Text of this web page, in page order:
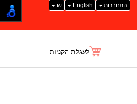
התחברות English
₪
לעגלת הקניות